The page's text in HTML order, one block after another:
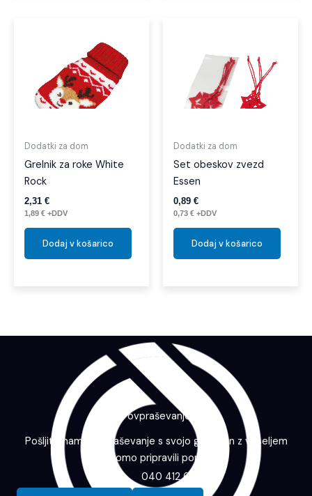
Dodatki za dom
Grelnik za roke White
Rock
2,31 €
1,89 € +DDV
Dodaj v košarico
Dodatki za dom
Set obeskov zvezd
Essen
0,89 €
0,73 € +DDV
Dodaj v košarico
Povpraševanje
Pošljite nam povpraševanje s svojo grafiko in z veseljem
vam bomo pripravili ponudbo.
040 412 643